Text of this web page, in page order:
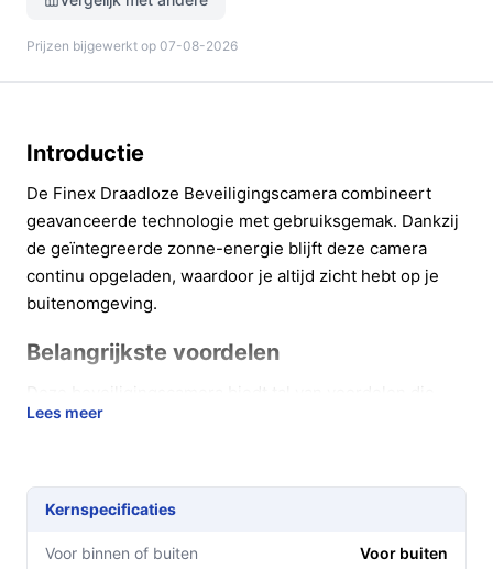
Prijzen bijgewerkt op 07-08-2026
Introductie
De Finex Draadloze Beveiligingscamera combineert
geavanceerde technologie met gebruiksgemak. Dankzij
de geïntegreerde zonne-energie blijft deze camera
continu opgeladen, waardoor je altijd zicht hebt op je
buitenomgeving.
Belangrijkste voordelen
jouw veiligheid verhogen en gebruiksgemak bieden:
geen last van lege batterijen of kabels, wat zorgt
voor een zorgeloze installatie.
Haarscherpe beelden: Met 2K Ultra HD-resolutie
Lees meer
Kernspecificaties
Voor binnen of buiten Voor buiten